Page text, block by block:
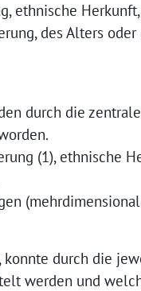
ethnische
des Alters
durch die
(1), ethnische
durch die
werden und